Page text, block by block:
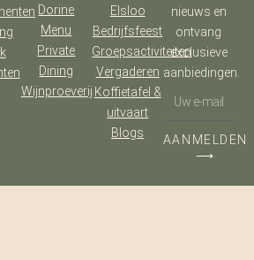
Dorine
Menu
Private
Dining
Wijnproeverij
Elsloo
Bedrijfsfeest
Groepsactiviteiten
Vergaderen
Koffietafel &
uitvaart
Blogs
nieuws en
ontvang
exclusieve
aanbiedingen.
AANMELDEN
⟶